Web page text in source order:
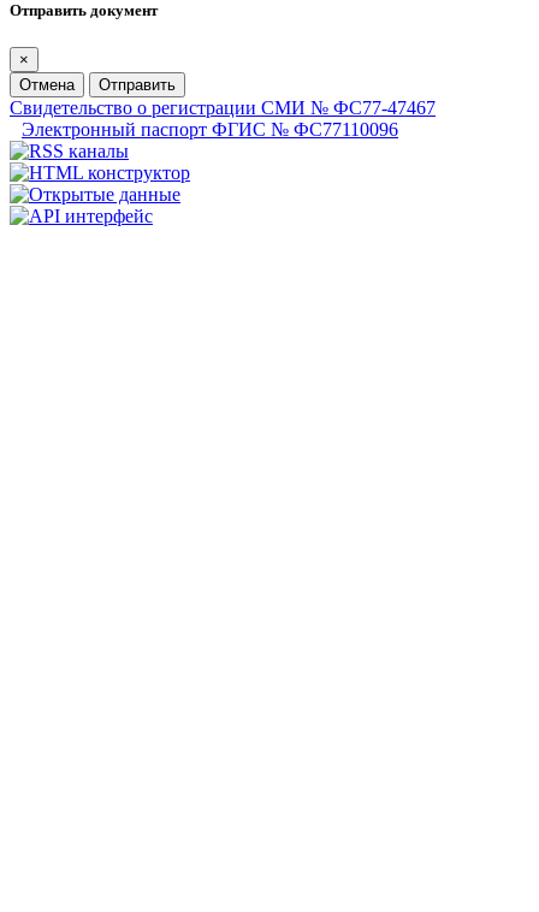
Отправить документ
×
Отмена
Отправить
Свидетельство о регистрации СМИ № ФС77-47467
Электронный паспорт ФГИС № ФС77110096